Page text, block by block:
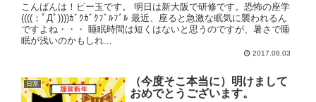
こんばんは！ビー玉です。 明日は新大阪で研修です。恐怖の座学
((((；ﾟДﾟ))))ｶﾞｸｶﾞｸﾌﾞﾙﾌﾞﾙ 最近、座ると急激な眠気に襲われるん
ですよね・・・ 睡眠時間は短くはないと思うのですが、暑さで睡
眠が浅いのかもしれ...
2017.08.03
日常
（今度そこ本当に）明けまして
おめでとうございます。